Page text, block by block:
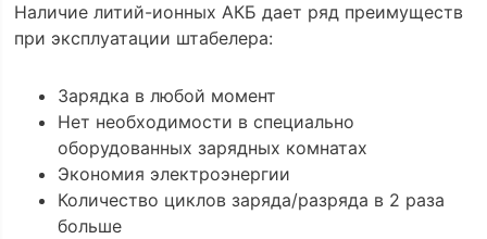
Наличие литий-ионных АКБ дает ряд преимуществ
при эксплуатации штабелера:
Зарядка в любой момент
Нет необходимости в специально
оборудованных зарядных комнатах
Экономия электроэнергии
Количество циклов заряда/разряда в 2 раза
больше